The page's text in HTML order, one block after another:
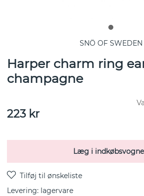
SNÖ OF SWEDEN
Harper charm ring
champagne
223kr
Læg i
Levering: lagervare